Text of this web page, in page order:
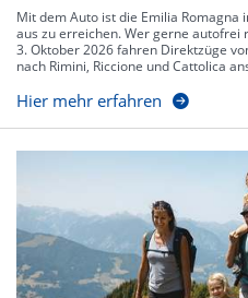
Mit dem Auto ist die Emilia Romagna
aus zu erreichen. Wer gerne autofrei
3. Oktober 2026 fahren Direktzüge
nach Rimini, Riccione und Cattolica
Hier mehr erfahren